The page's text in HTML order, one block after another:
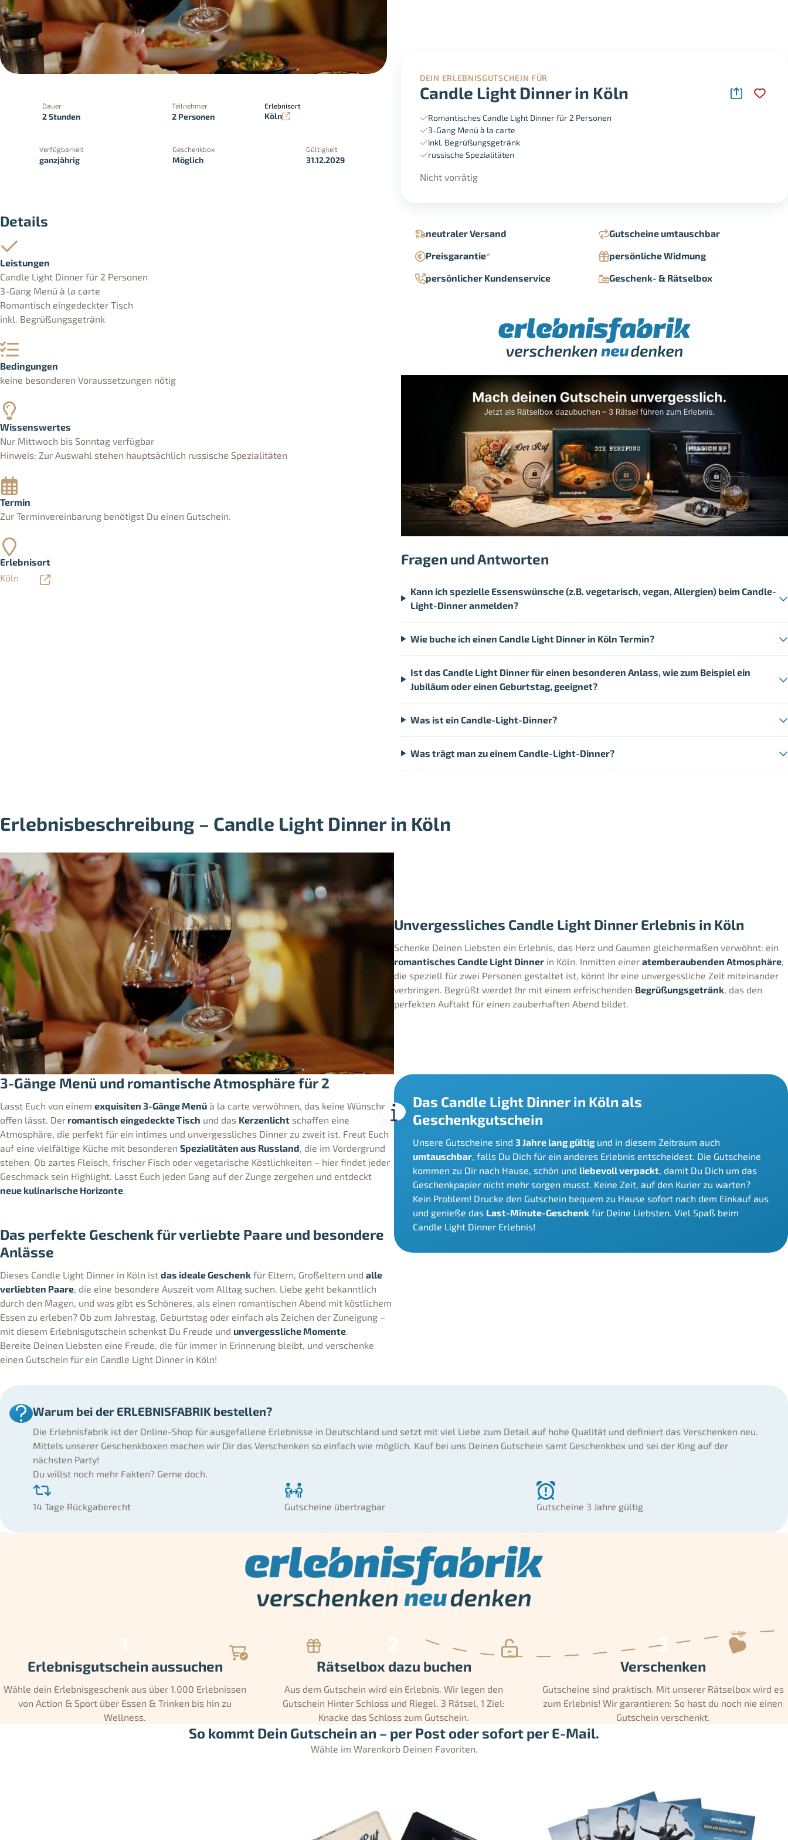
DEIN ERLEBNISGUTSCHEIN FÜR
Candle Light Dinner in Köln
Romantisches Candle Light Dinner für 2 Personen
3-Gang Menü à la carte
inkl. Begrüßungsgetränk
russische Spezialitäten
Nicht vorrätig
Dauer
2 Stunden
Teilnehmer
2 Personen
Erlebnisort
Köln
Verfügbarkeit
ganzjährig
Geschenkbox
Möglich
Gültigkeit
31.12.2029
neutraler Versand
Gutscheine umtauschbar
Preisgarantie*
persönliche Widmung
persönlicher Kundenservice
Geschenk- & Rätselbox
Details
Leistungen
Candle Light Dinner für 2 Personen
3-Gang Menü à la carte
Romantisch eingedeckter Tisch
inkl. Begrüßungsgetränk
Bedingungen
keine besonderen Voraussetzungen nötig
Wissenswertes
Nur Mittwoch bis Sonntag verfügbar
Hinweis: Zur Auswahl stehen hauptsächlich russische Spezialitäten
Termin
Zur Terminvereinbarung benötigst Du einen Gutschein.
Erlebnisort
Köln
Fragen und Antworten
Kann ich spezielle Essenswünsche (z.B. vegetarisch, vegan, Allergien) beim Candle-
Light-Dinner anmelden?
Wie buche ich einen Candle Light Dinner in Köln Termin?
Ist das Candle Light Dinner für einen besonderen Anlass, wie zum Beispiel ein
Jubiläum oder einen Geburtstag, geeignet?
Was ist ein Candle-Light-Dinner?
Was trägt man zu einem Candle-Light-Dinner?
Erlebnisbeschreibung – Candle Light Dinner in Köln
Unvergessliches Candle Light Dinner Erlebnis in Köln
Schenke Deinen Liebsten ein Erlebnis, das Herz und Gaumen gleichermaßen verwöhnt: ein
romantisches Candle Light Dinner in Köln. Inmitten einer atemberaubenden Atmosphäre
die speziell für zwei Personen gestaltet ist, könnt Ihr eine unvergessliche Zeit miteinander
verbringen. Begrüßt werdet Ihr mit einem erfrischenden Begrüßungsgetränk , das den
perfekten Auftakt für einen zauberhaften Abend bildet.
3-Gänge Menü und romantische Atmosphäre für 2
Lasst Euch von einem exquisiten 3-Gänge Menü à la carte verwöhnen, das keine Wünsche
offen lässt. Der romantisch eingedeckte Tisch und das Kerzenlicht schaffen eine
Atmosphäre, die perfekt für ein intimes und unvergessliches Dinner zu zweit ist. Freut Euch
auf eine vielfältige Küche mit besonderen Spezialitäten aus Russland , die im Vordergrund
stehen. Ob zartes Fleisch, frischer Fisch oder vegetarische Köstlichkeiten – hier findet jeder
Geschmack sein Highlight. Lasst Euch jeden Gang auf der Zunge zergehen und entdeckt
neue kulinarische Horizonte
Das perfekte Geschenk für verliebte Paare und besondere
Anlässe
Dieses Candle Light Dinner in Köln ist das ideale Geschenk für Eltern, Großeltern und alle
verliebten Paare , die eine besondere Auszeit vom Alltag suchen. Liebe geht bekanntlich
durch den Magen, und was gibt es Schöneres, als einen romantischen Abend mit köstlichem
Essen zu erleben? Ob zum Jahrestag, Geburtstag oder einfach als Zeichen der Zuneigung –
mit diesem Erlebnisgutschein schenkst Du Freude und unvergessliche Momente
Bereite Deinen Liebsten eine Freude, die für immer in Erinnerung bleibt, und verschenke
einen Gutschein für ein Candle Light Dinner in Köln!
Das Candle Light Dinner in Köln als
Geschenkgutschein
Unsere Gutscheine sind 3 Jahre lang gültig und in diesem Zeitraum auch
umtauschbar , falls Du Dich für ein anderes Erlebnis entscheidest. Die Gutscheine
kommen zu Dir nach Hause, schön und liebevoll verpackt , damit Du Dich um das
Geschenkpapier nicht mehr sorgen musst. Keine Zeit, auf den Kurier zu warten?
Kein Problem! Drucke den Gutschein bequem zu Hause sofort nach dem Einkauf aus
und genieße das Last-Minute-Geschenk für Deine Liebsten. Viel Spaß beim
Candle Light Dinner Erlebnis!
Warum bei der ERLEBNISFABRIK bestellen?
Die Erlebnisfabrik ist der Online-Shop für ausgefallene Erlebnisse in Deutschland und setzt mit viel Liebe zum Detail auf hohe Qualität und definiert das Verschenken neu.
Mittels unserer Geschenkboxen machen wir Dir das Verschenken so einfach wie möglich. Kauf bei uns Deinen Gutschein samt Geschenkbox und sei der King auf der
nächsten Party!
Du willst noch mehr Fakten? Gerne doch.
14 Tage Rückgaberecht Gutscheine übertragbar Gutscheine 3 Jahre gültig
Erlebnisgutschein aussuchen
Wähle dein Erlebnisgeschenk aus über 1.000 Erlebnissen
von Action & Sport über Essen & Trinken bis hin zu
Wellness.
Rätselbox dazu buchen
Aus dem Gutschein wird ein Erlebnis. Wir legen den
Gutschein Hinter Schloss und Riegel. 3 Rätsel, 1 Ziel:
Knacke das Schloss zum Gutschein.
Verschenken
Gutscheine sind praktisch. Mit unserer Rätselbox wird es
zum Erlebnis! Wir garantieren: So hast du noch nie einen
Gutschein verschenkt.
So kommt Dein Gutschein an – per Post oder sofort per E-Mail.
Wähle im Warenkorb Deinen Favoriten.